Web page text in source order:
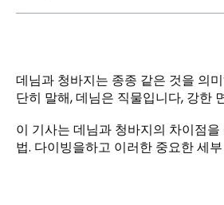
데님과 청바지는 종종 같은 것을 의
단히 말해, 데님은 직물입니다, 강한
이 기사는 데님과 청바지의 차이점
법. 다이빙을하고 이러한 중요한 세